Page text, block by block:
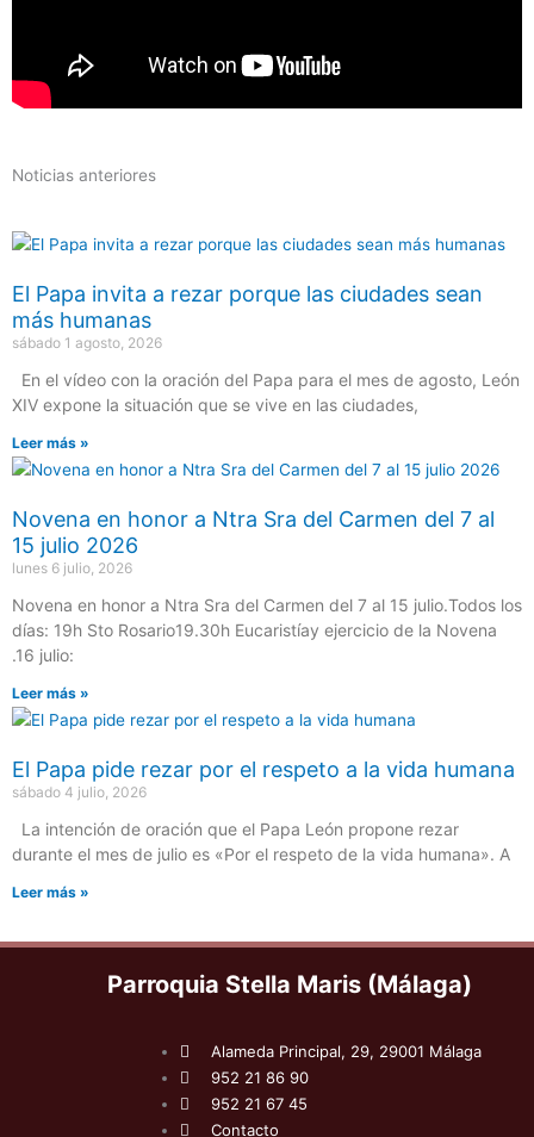
Noticias anteriores
El Papa invita a rezar porque las ciudades sean
más humanas
sábado 1 agosto, 2026
En el vídeo con la oración del Papa para el mes de agosto, León
XIV expone la situación que se vive en las ciudades,
Leer más »
Novena en honor a Ntra Sra del Carmen del 7 al
15 julio 2026
lunes 6 julio, 2026
Novena en honor a Ntra Sra del Carmen del 7 al 15 julio.Todos los
días: 19h Sto Rosario19.30h Eucaristíay ejercicio de la Novena
.16 julio:
Leer más »
El Papa pide rezar por el respeto a la vida humana
sábado 4 julio, 2026
La intención de oración que el Papa León propone rezar
durante el mes de julio es «Por el respeto de la vida humana». A
Leer más »
Parroquia Stella Maris (Málaga)
Alameda Principal, 29, 29001 Málaga
952 21 86 90
952 21 67 45
Contacto